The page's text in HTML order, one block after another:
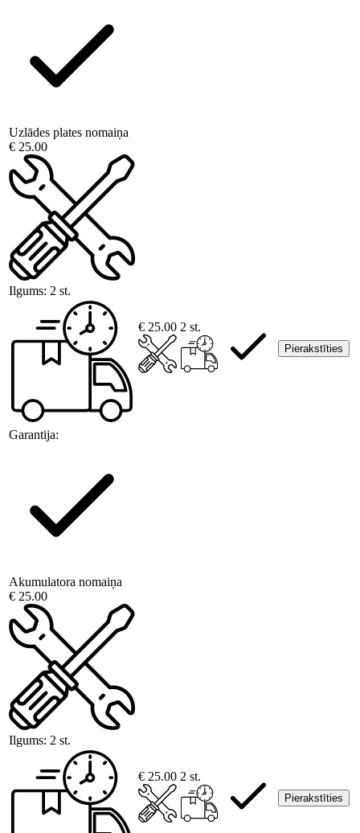
Uzlādes plates nomaiņa
€ 25.00
Ilgums: 2 st.
Garantija:
€ 25.00 2 st.
Pierakstīties
Akumulatora nomaiņa
€ 25.00
Ilgums: 2 st.
€ 25.00 2 st.
Pierakstīties